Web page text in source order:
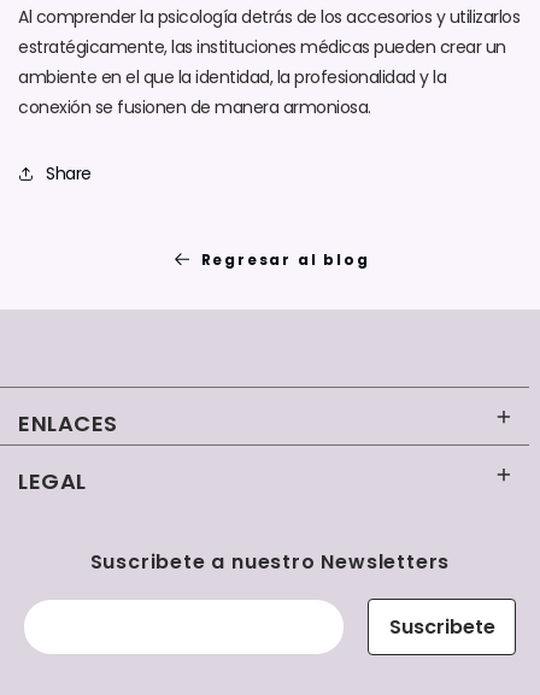
Al comprender la psicología detrás de los accesorios y utilizarlos
estratégicamente, las instituciones médicas pueden crear un
ambiente en el que la identidad, la profesionalidad y la
conexión se fusionen de manera armoniosa.
Share
Regresar al blog
ENLACES
Inicio
Uniformes Clínicos Mujer
Uniformes Clínicos Hombre
LEGAL
Términos y condiciones
Políticas de reembolso
Políticas de envío
Suscribete a nuestro Newsletters
Suscribete